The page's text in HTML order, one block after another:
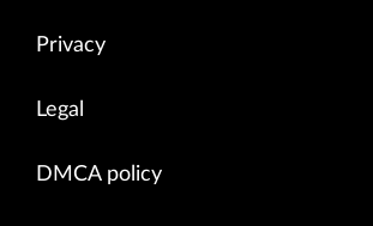
Privacy
Legal
DMCA policy